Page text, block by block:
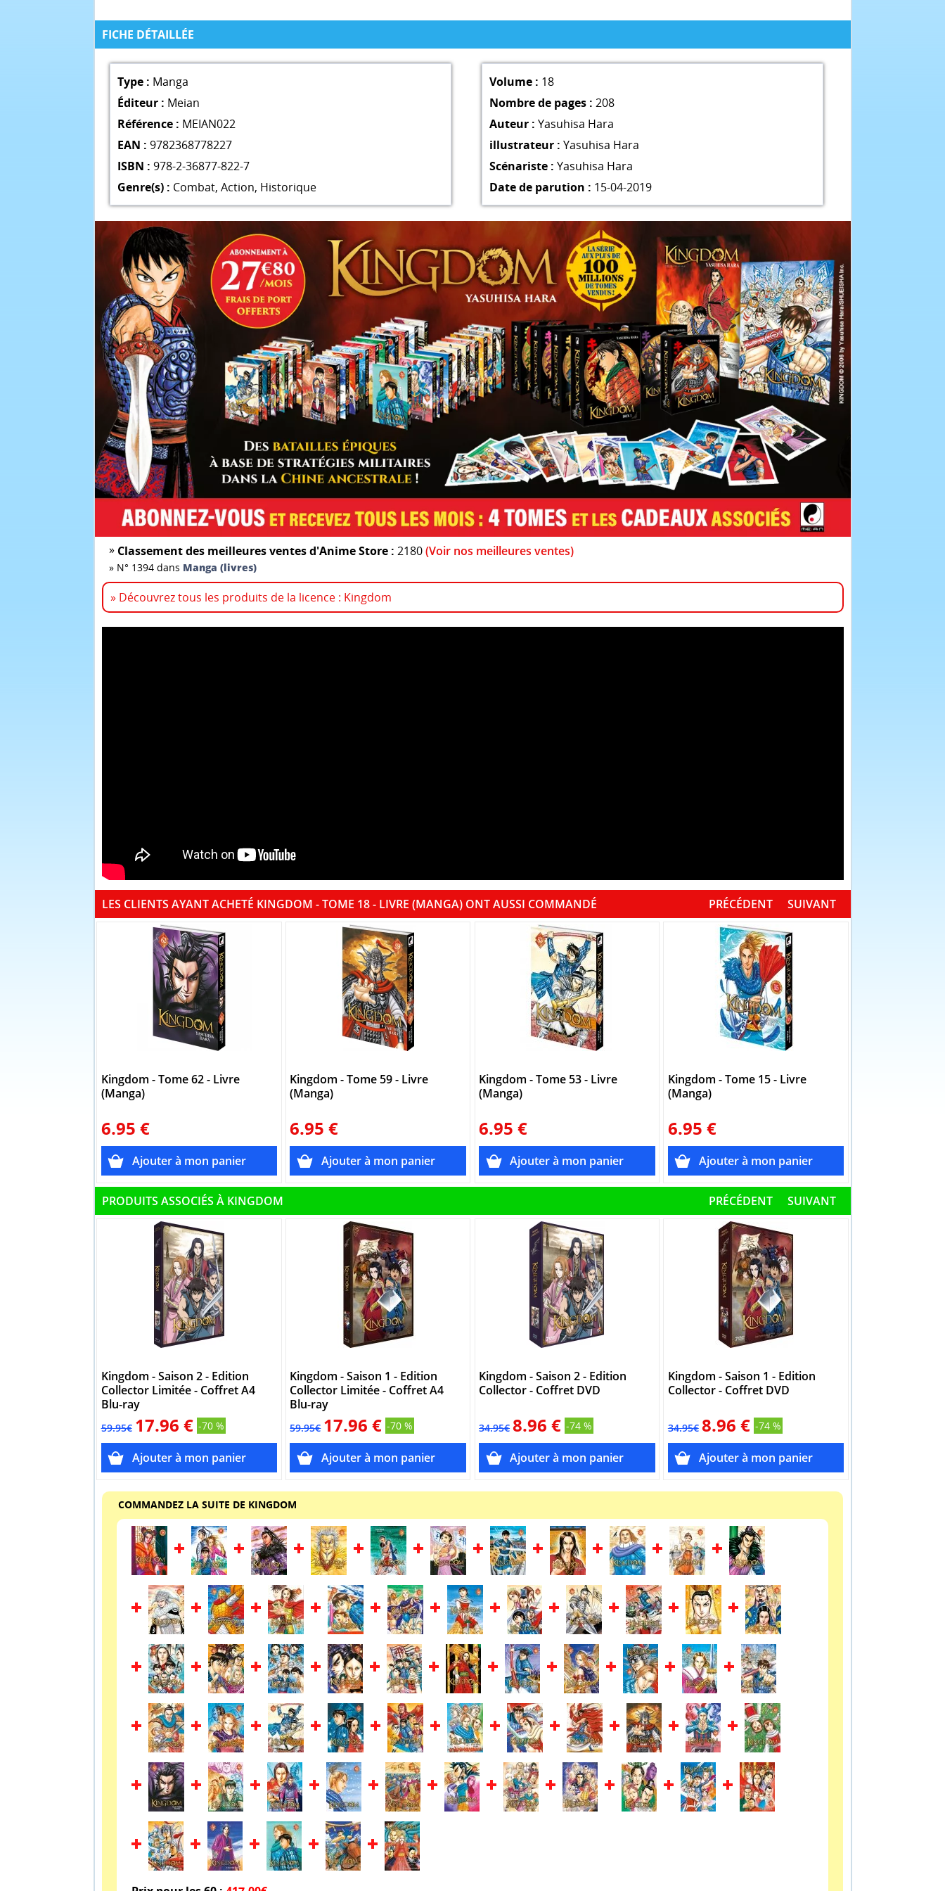
FICHE DÉTAILLÉE
Type : Manga
Éditeur : Meian
Référence : MEIAN022
EAN : 9782368778227
ISBN : 978-2-36877-822-7
Genre(s) : Combat, Action, Historique
Volume : 18
Nombre de pages : 208
Auteur : Yasuhisa Hara
illustrateur : Yasuhisa Hara
Scénariste : Yasuhisa Hara
Date de parution : 15-04-2019
» Classement des meilleures ventes d'Anime Store : 2180(Voir nos meilleures ventes)
» N° 1394 dans Manga (livres)
» Découvrez tous les produits de la licence : Kingdom
LES CLIENTS AYANT ACHETÉ KINGDOM - TOME 18 - LIVRE (MANGA) ONT AUSSI COMMANDÉ SUIVANT
PRÉCÉDENT
Kingdom - Tome 62 - Livre
(Manga)
6.95 €
Kingdom - Tome 59 - Livre
(Manga)
6.95 €
Kingdom - Tome 53 - Livre
(Manga)
6.95 €
Kingdom - Tome 15 - Livre
(Manga)
6.95 €
PRODUITS ASSOCIÉS À KINGDOM SUIVANT
PRÉCÉDENT
Kingdom - Saison 2 - Edition
Collector Limitée - Coffret A4
Blu-ray
59.95€ 17.96 € -70 %
Kingdom - Saison 1 - Edition
Collector Limitée - Coffret A4
Blu-ray
59.95€ 17.96 € -70 %
Kingdom - Saison 2 - Edition
Collector - Coffret DVD
34.95€ 8.96 € -74 %
Kingdom - Saison 1 - Edition
Collector - Coffret DVD
34.95€ 8.96 € -74 %
COMMANDEZ LA SUITE DE KINGDOM